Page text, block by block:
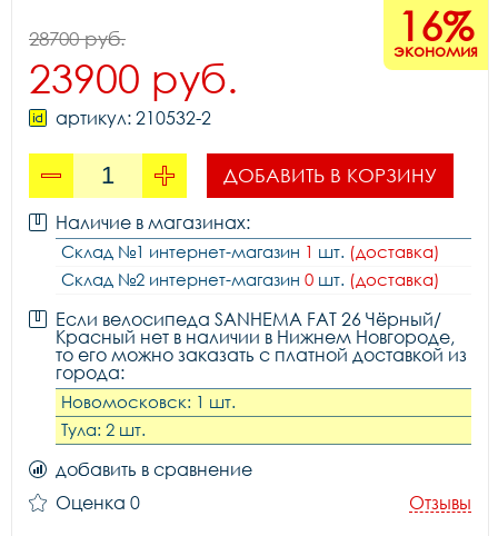
16%
экономия
28700 руб.
23900 руб.
артикул: 210532-2
ДОБАВИТЬ В КОРЗИНУ
Наличие в магазинах:
Склад №1 интернет-магазин 1 шт. (доставка)
Склад №2 интернет-магазин 0 шт. (доставка)
Если велосипеда SANHEMA FAT 26 Чёрный/
Красный нет в наличии в Нижнем Новгороде,
то его можно заказать с платной доставкой из
города:
Новомосковск: 1 шт.
Тула: 2 шт.
добавить в сравнение
Оценка 0
Отзывы